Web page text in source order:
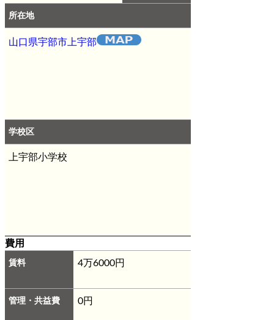
所在地
山口県宇部市上宇部
学校区
上宇部小学校
費用
賃料 4万6000円
管理・共益費 0円